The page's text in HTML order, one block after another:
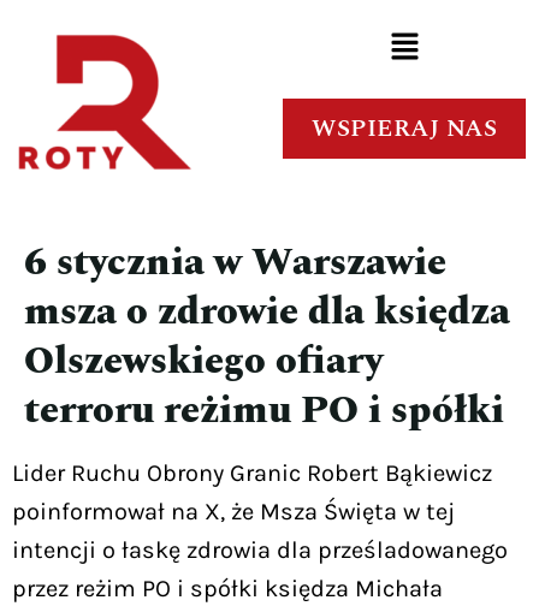
WSPIERAJ NAS
6 stycznia w Warszawie
msza o zdrowie dla księdza
Olszewskiego ofiary
terroru reżimu PO i spółki
Lider Ruchu Obrony Granic Robert Bąkiewicz
poinformował na X, że Msza Święta w tej
intencji o łaskę zdrowia dla prześladowanego
przez reżim PO i spółki księdza Michała